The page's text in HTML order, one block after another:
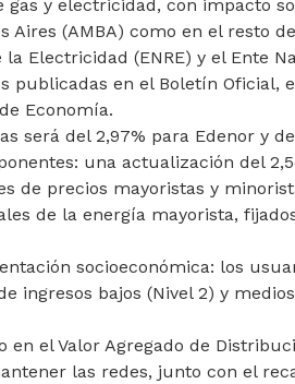
y electricidad, con impacto
(AMBA) como en el resto
Electricidad (ENRE) y el Ente
publicadas en el Boletín Oficial,
Economía.
será del 2,97% para Edenor y
una actualización del
de precios mayoristas y
de la energía mayorista,
socioeconómica: los
ingresos bajos (Nivel 2) y
el Valor Agregado de
las redes, junto con el